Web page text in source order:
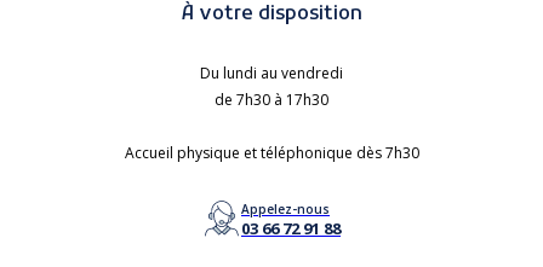
À votre disposition
Du lundi au vendredi
de 7h30 à 17h30
Accueil physique et téléphonique dès 7h30
Appelez-nous
03 66 72 91 88